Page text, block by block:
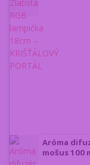
Aróma
mošus 100